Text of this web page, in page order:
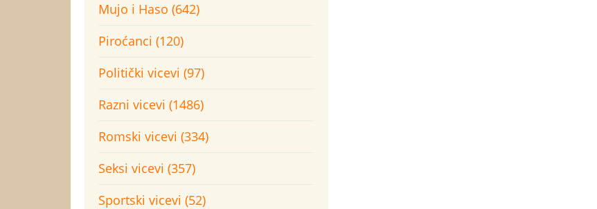
Mujo i Haso (642)
Piroćanci (120)
Politički vicevi (97)
Razni vicevi (1486)
Romski vicevi (334)
Seksi vicevi (357)
Sportski vicevi (52)